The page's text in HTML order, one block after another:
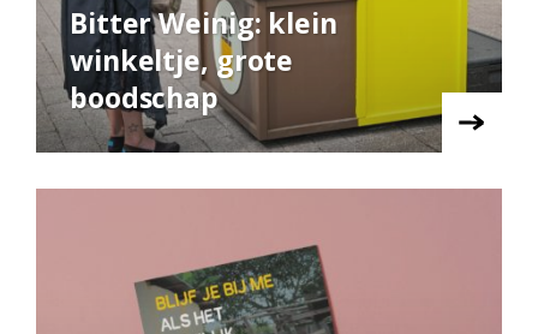
Bitter Weinig: klein
winkeltje, grote
boodschap